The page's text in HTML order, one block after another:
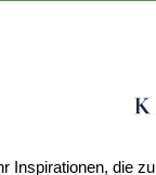
Inspirationen, die